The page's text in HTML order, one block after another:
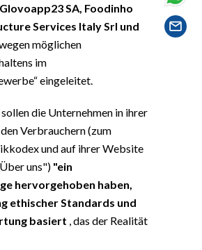
Glovoapp23 SA, Foodinho
Services Italy Srl und
möglichen
im
eingeleitet.
die Unternehmen in ihrer
Verbrauchern (zum
und auf ihrer Website
uns") "ein
hervorgehoben haben,
ethischer Standards und
basiert , das der Realität